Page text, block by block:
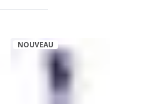
NOUVEAU